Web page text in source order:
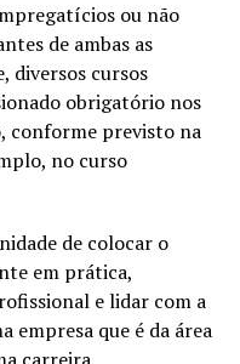
ou não
de ambas as
diversos cursos
obrigatório nos
conforme previsto na
no curso
de colocar o
em prática,
e lidar com a
empresa que é da área